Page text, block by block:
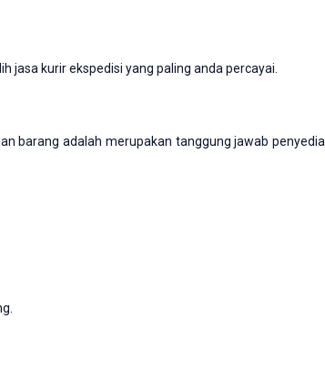
jasa kurir ekspedisi yang paling anda percayai.
barang adalah merupakan tanggung jawab penyedia